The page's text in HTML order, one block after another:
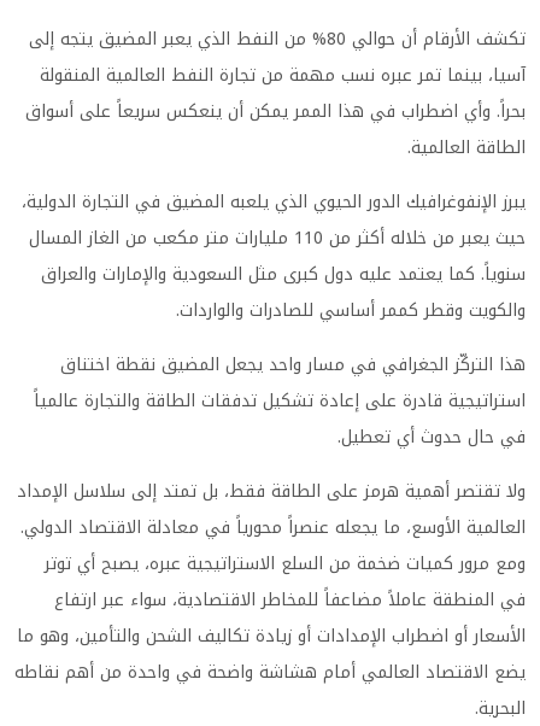
تكشف الأرقام أن حوالي 80% من النفط الذي يعبر المضيق يتجه إلى
آسيا، بينما تمر عبره نسب مهمة من تجارة النفط العالمية المنقولة
بحراً. وأي اضطراب في هذا الممر يمكن أن ينعكس سريعاً على أسواق
الطاقة العالمية.
يبرز الإنفوغرافيك الدور الحيوي الذي يلعبه المضيق في التجارة الدولية،
حيث يعبر من خلاله أكثر من 110 مليارات متر مكعب من الغاز المسال
سنوياً. كما يعتمد عليه دول كبرى مثل السعودية والإمارات والعراق
والكويت وقطر كممر أساسي للصادرات والواردات.
هذا التركّز الجغرافي في مسار واحد يجعل المضيق نقطة اختناق
استراتيجية قادرة على إعادة تشكيل تدفقات الطاقة والتجارة عالمياً
في حال حدوث أي تعطيل.
ولا تقتصر أهمية هرمز على الطاقة فقط، بل تمتد إلى سلاسل الإمداد
العالمية الأوسع، ما يجعله عنصراً محورياً في معادلة الاقتصاد الدولي.
ومع مرور كميات ضخمة من السلع الاستراتيجية عبره، يصبح أي توتر
في المنطقة عاملاً مضاعفاً للمخاطر الاقتصادية، سواء عبر ارتفاع
الأسعار أو اضطراب الإمدادات أو زيادة تكاليف الشحن والتأمين، وهو ما
يضع الاقتصاد العالمي أمام هشاشة واضحة في واحدة من أهم نقاطه
البحرية.